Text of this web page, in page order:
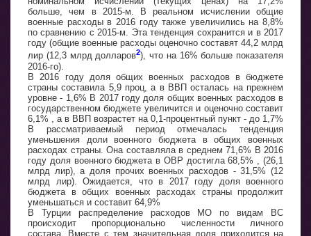
больше, чем в 2015-м. В реальном исчислении общие
военные расходы в 2016 году также увеличились на 8,8%
по сравнению с 2015-м. Эта тенденция сохранится и в 2017
году (общие военные расходы оценочно составят 44,2 млрд
лир (12,3 млрд долларов2), что на 16% больше показателя
2016-го).
В 2016 году доля общих военных расходов в бюджете
страны составила 5,9 проц, а в ВВП осталась на прежнем
уровне - 1,6% В 2017 году доля общих военных расходов в
государственном бюджете увеличится и оценочно составит
6,1% , а в ВВП возрастет на 0,1-процентный пункт - до 1,7%
В рассматриваемый период отмечалась тенденция
уменьшения доли военного бюджета в общих военных
расходах страны. Она составляла в среднем 71,6% В 2016
году доля военного бюджета в ОВР достигла 68,5% , (26,1
млрд лир), а доля прочих военных расходов - 31,5% (12
млрд лир). Ожидается, что в 2017 году доля военного
бюджета в общих военных расходах страны продолжит
уменьшаться и составит 64,9%
В Турции распределение расходов МО по видам ВС
происходит пропорционально численности личного
состава. Вместе с тем значительная доля приходится на